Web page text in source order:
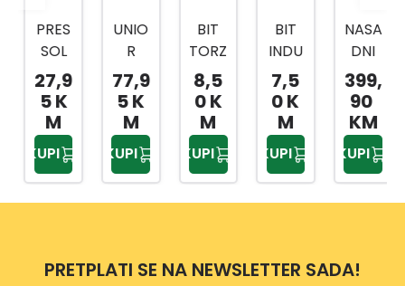
PRES
SOL
PREŠ
A ZA
MAS
T
80ML
ČELIK
SA
LNO
27,9
5 K
M
KUPI
UNIO
R
RUČI
CA/R
AČN
A 1/2
BI
1901A
BI
77,9
5 K
M
KUPI
BIT
TORZ
IJA
TOR
X
20X2
5MM
2/1
8,5
0 K
M
KUPI
BIT
INDU
STRY
TOR
X
20X2
5MM
3/1
7,5
0 K
M
KUPI
NASA
DNI
KLJU
ČEVI
1/4,3
/8,1/
2
216-
DJ.
399,
90
KM
KUPI
PRETPLATI SE NA NEWSLETTER SADA!